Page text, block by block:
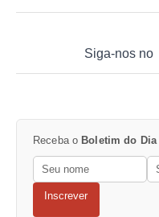
Siga-nos no
Receba o Boletim do Dia
Inscrever